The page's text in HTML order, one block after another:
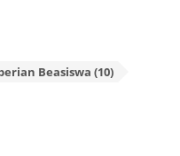
Beasiswa (10)